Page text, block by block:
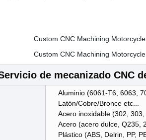
de mecanizado CNC
Aluminio (6061-T6, 6063,
Latón/Cobre/Bronce etc...
Acero inoxidable (302,
Acero (acero dulce, Q235,
Plástico (ABS, Delrin, PP,